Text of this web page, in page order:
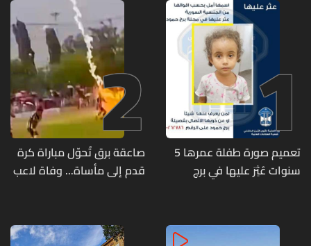
1
تعميم صورة طفلة عمرها 5
سنوات عُثِرَ عليها في برج
2
صاعقة برق تُحوّل مباراة كرة
قدم إلى مأساة... وفاة لاعب